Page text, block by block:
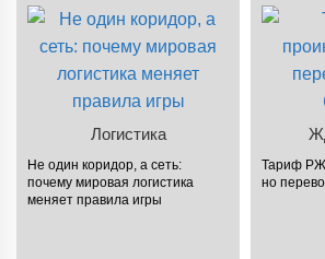
Логистика
Не один коридор, а сеть:
почему мировая логистика
меняет правила игры
Тариф
но